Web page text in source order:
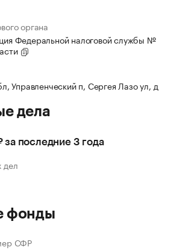
органа
Федеральной налоговой службы №
Управленческий п, Сергея Лазо ул, д
дела
за последние 3 года
дел
фонды
СФР